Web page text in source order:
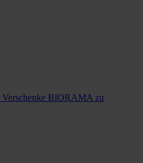
Verschenke BIORAMA zu